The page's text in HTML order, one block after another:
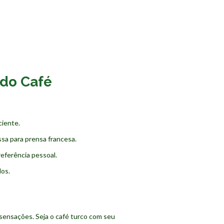
Café
para prensa francesa.
pessoal.
Seja o café turco com seu